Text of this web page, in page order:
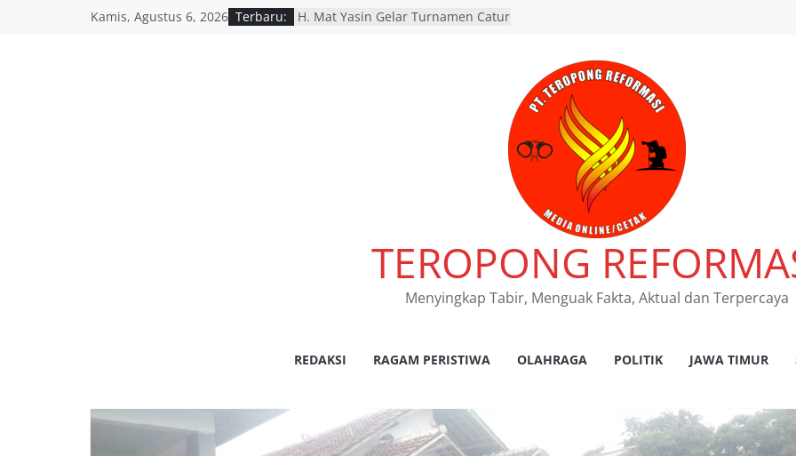
Kamis, Agustus 6, 2026 Terbaru:
H. Mat Yasin Gelar Turnamen Catur
Penanganan Dugaan Penganiayaan
Perairan JangkarTEROPONG
Menyingkap Tabir, Menguak Fakta, Aktual dan Terpercaya
REDAKSI RAGAM PERISTIWA OLAHRAGA POLITIK JAWA TIMUR